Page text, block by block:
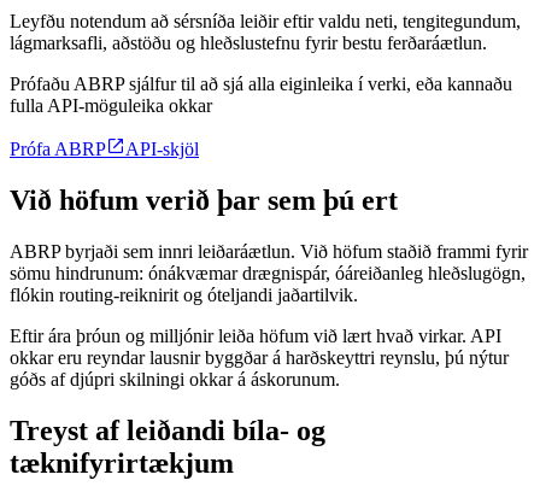
Leyfðu notendum að sérsníða leiðir eftir valdu neti, tengitegundum,
lágmarksafli, aðstöðu og hleðslustefnu fyrir bestu ferðaráætlun.
Prófaðu ABRP sjálfur til að sjá alla eiginleika í verki, eða kannaðu
fulla API-möguleika okkar
Prófa ABRPAPI-skjöl
Við höfum verið þar sem þú ert
ABRP byrjaði sem innri leiðaráætlun. Við höfum staðið frammi fyrir
sömu hindrunum: ónákvæmar drægnispár, óáreiðanleg hleðslugögn,
flókin routing-reiknirit og óteljandi jaðartilvik.
Eftir ára þróun og milljónir leiða höfum við lært hvað virkar. API
okkar eru reyndar lausnir byggðar á harðskeyttri reynslu, þú nýtur
góðs af djúpri skilningi okkar á áskorunum.
Treyst af leiðandi bíla- og
tæknifyrirtækjum